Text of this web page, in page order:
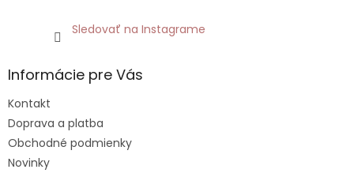
Sledovať na Instagrame
Informácie pre Vás
Kontakt
Doprava a platba
Obchodné podmienky
Novinky